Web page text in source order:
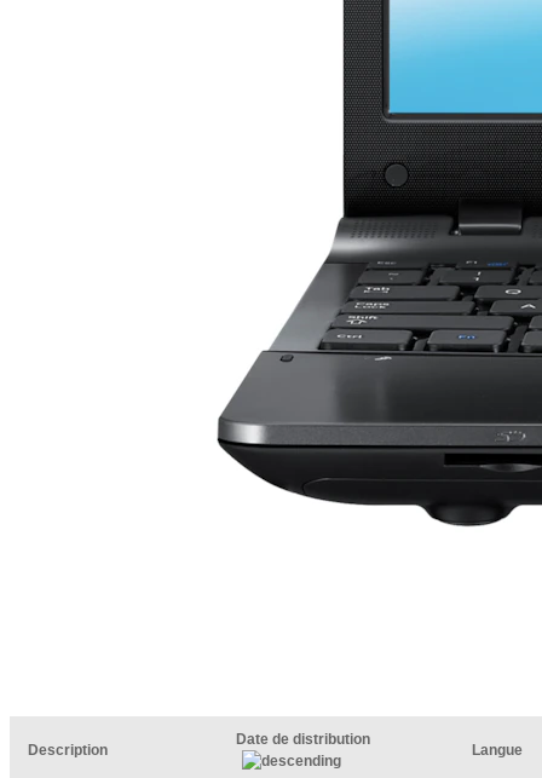
Description
Date de distribution
Langue